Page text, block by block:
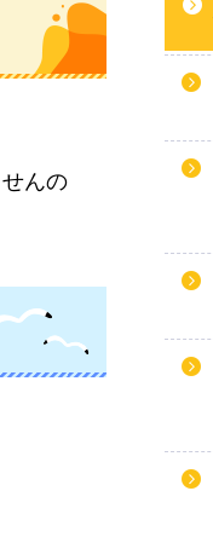
んの